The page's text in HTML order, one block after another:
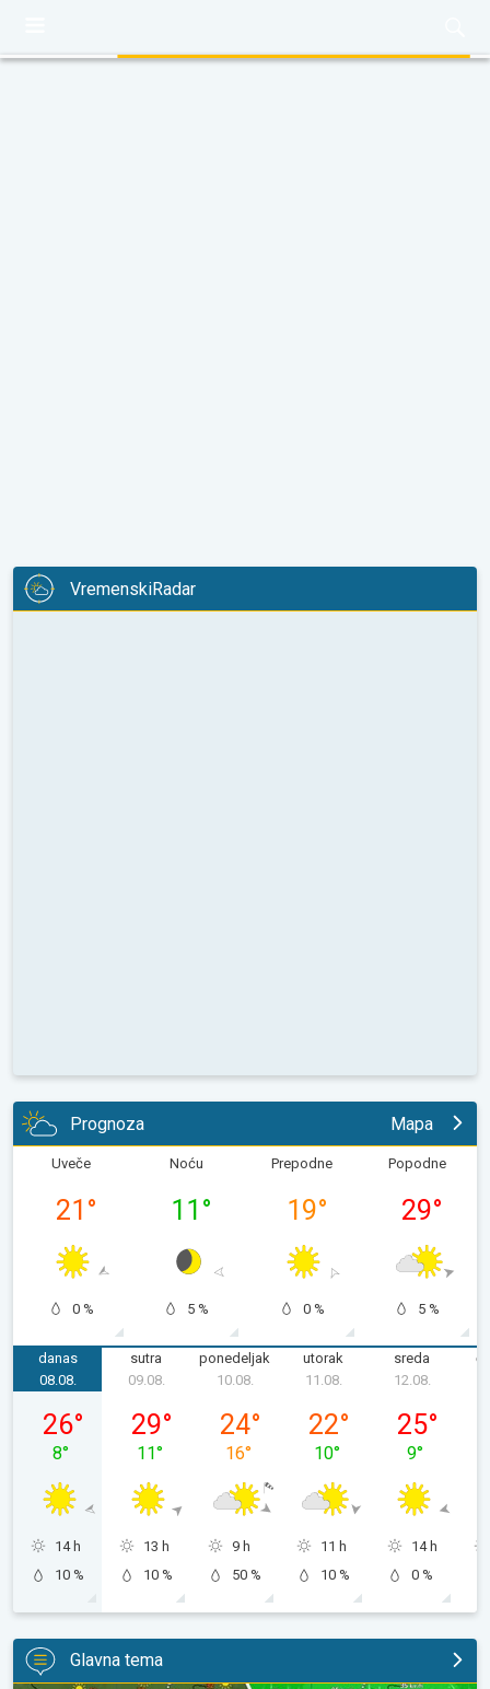
VremenskiRadar
Prognoza Mapa
Uveče
21 °
0 %
Noću
11 °
5 %
Prepodne
19°
0 %
Popodne
29°
5 %
danas
subota, 08. 08.
08.08.
26°
8°
14 h
10 %
sutra
09.08.
29°
11°
13 h
10 %
ponedeljak
10.08.
24°
16°
9 h
50 %
utorak
11.08.
22°
10°
11 h
10 %
sreda
12.08.
25°
9°
14 h
0 %
Glavna tema